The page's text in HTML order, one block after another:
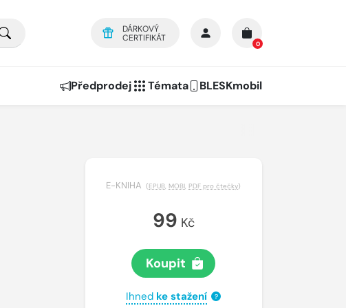
DÁRKOVÝ
CERTIFIKÁT
0
Předprodej Témata BLESKmobil
E-KNIHA (EPUB, MOBI, PDF pro čtečky)
99 Kč
Koupit
Ihned ke stažení ?